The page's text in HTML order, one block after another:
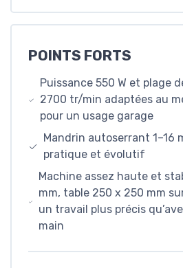
POINTS FORTS
Puissance 550 W et plage
2700 tr/min adaptées au
pour un usage garage
Mandrin autoserrant 1–16
pratique et évolutif
Machine assez haute et
mm, table 250 x 250 mm
un travail plus précis
main